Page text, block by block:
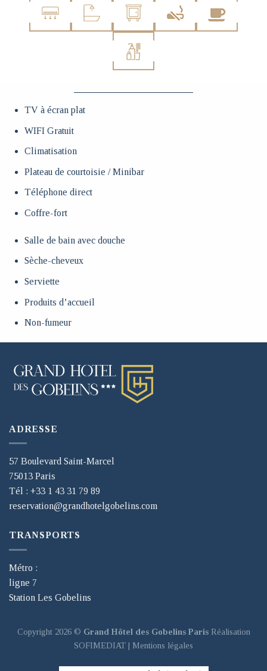
TV à écran plat
WIFI Gratuit
Climatisation
Plateau de courtoisie / Minibar
Téléphone direct
Coffre-fort
Salle de bain avec douche
Sèche-cheveux
Serviette
Produits d’accueil
Non-fumeur
ADRESSE
57 Boulevard Saint-Marcel
75013 Paris
Tél : +33 1 43 31 79 89
reservation@grandhotelgobelins.com
TRANSPORTS
Métro :
ligne 7
Station Les Gobelins
Copyright 2026 © Grand Hôtel des Gobelins Paris Réalisation
SOFIMEDIAT | Mentions légales